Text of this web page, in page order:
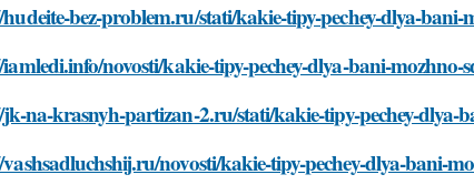
bez-problem.ru/stati/kakie-tipy-pechey-dlya-bani-
novosti/kakie-tipy-pechey-dlya-bani-mozhno-
na-krasnyh-partizan-2.ru/stati/kakie-tipy-pechey-dlya-
novosti/kakie-tipy-pechey-dlya-bani-